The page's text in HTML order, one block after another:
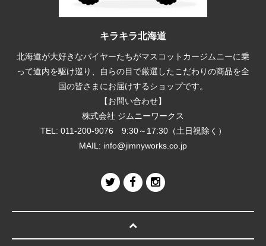
キラキラ北海道
北海道が大好きなバイヤーたちがマスコットカージムニーに乗
って道内を駆け巡り、自らの目で厳選したこだわりの商品を全
国の皆さまにお届けするショップです。
【お問い合わせ】
株式会社 ジムニーワークス
TEL: 011-200-9076 9:30～17:30（土日祝除く）
MAIL: info@jimnyworks.co.jp